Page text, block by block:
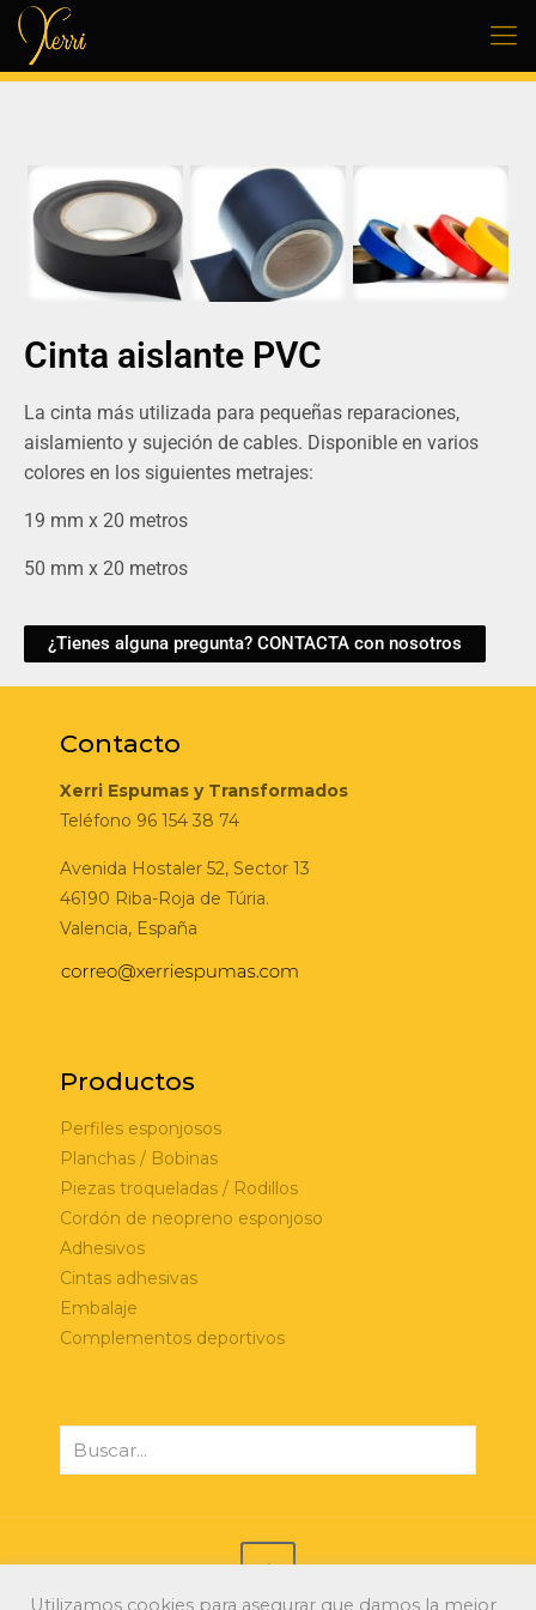
Cinta aislante PVC
La cinta más utilizada para pequeñas reparaciones,
aislamiento y sujeción de cables. Disponible en varios
colores en los siguientes metrajes:
19 mm x 20 metros
50 mm x 20 metros
¿Tienes alguna pregunta? CONTACTA con nosotros
Contacto
Xerri Espumas y Transformados
Teléfono 96 154 38 74
Avenida Hostaler 52, Sector 13
46190 Riba-Roja de Túria.
Valencia, España
Productos
Perfiles esponjosos
Planchas / Bobinas
Piezas troqueladas / Rodillos
Cordón de neopreno esponjoso
Adhesivos
Cintas adhesivas
Embalaje
Complementos deportivos
Utilizamos cookies para asegurar que damos la mejor